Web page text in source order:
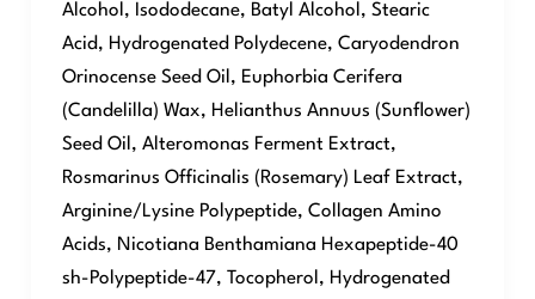
Alcohol, Isododecane, Batyl Alcohol, Stearic
Acid, Hydrogenated Polydecene, Caryodendron
Orinocense Seed Oil, Euphorbia Cerifera
(Candelilla) Wax, Helianthus Annuus (Sunflower)
Seed Oil, Alteromonas Ferment Extract,
Rosmarinus Officinalis (Rosemary) Leaf Extract,
Arginine/Lysine Polypeptide, Collagen Amino
Acids, Nicotiana Benthamiana Hexapeptide-40
sh-Polypeptide-47, Tocopherol, Hydrogenated